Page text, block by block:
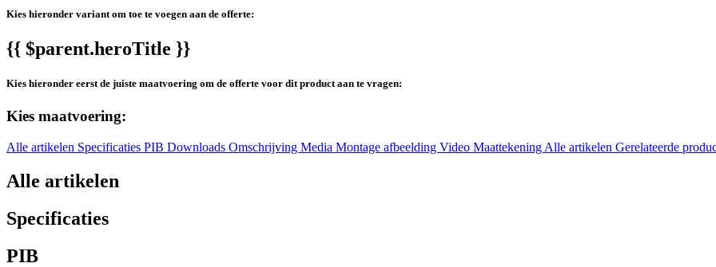
Kies hieronder variant om toe te voegen aan de offerte:
{{ $parent.heroTitle }}
Kies hieronder eerst de juiste maatvoering om de offerte voor dit product aan te vragen:
Kies maatvoering:
Alle artikelen Specificaties PIB Downloads Omschrijving Media Montage afbeelding Video Maattekening Alle artikelen Gerelateerde
Alle artikelen
Specificaties
PIB